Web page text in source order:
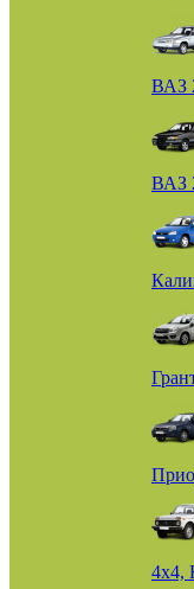
ВАЗ
ВАЗ
4х4,